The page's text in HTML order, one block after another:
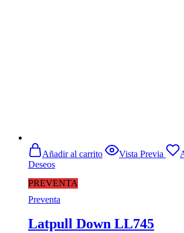
PREVENTA
Añadir al carrito Vista Previa
Deseos
Preventa
Latpull Down LL745